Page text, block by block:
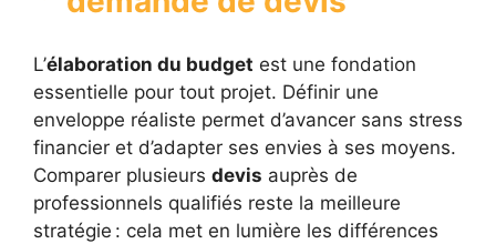
L’élaboration du budget est une fondation
essentielle pour tout projet. Définir une
enveloppe réaliste permet d’avancer sans stress
financier et d’adapter ses envies à ses moyens.
Comparer plusieurs devis auprès de
professionnels qualifiés reste la meilleure
stratégie : cela met en lumière les différences